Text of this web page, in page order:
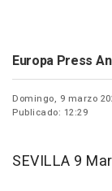
Europa Press
Domingo, 9 marzo
Publicado: 12:29
SEVILLA 9